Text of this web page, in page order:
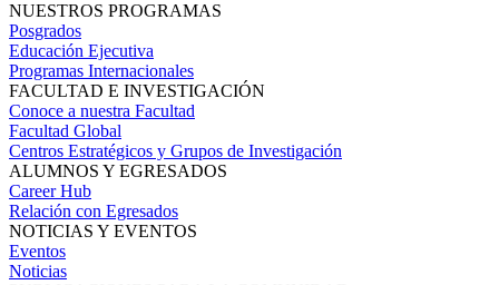
NUESTROS PROGRAMAS
Posgrados
Educación Ejecutiva
Programas Internacionales
FACULTAD E INVESTIGACIÓN
Conoce a nuestra Facultad
Facultad Global
Centros Estratégicos y Grupos de Investigación
ALUMNOS Y EGRESADOS
Career Hub
Relación con Egresados
NOTICIAS Y EVENTOS
Eventos
Noticias